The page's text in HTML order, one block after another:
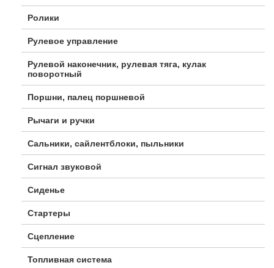
Ролики
Рулевое управление
Рулевой наконечник, рулевая тяга, кулак
поворотный
Поршни, палец поршневой
Рычаги и ручки
Сальники, сайлентблоки, пыльники
Сигнал звуковой
Сиденье
Стартеры
Сцепление
Топливная система